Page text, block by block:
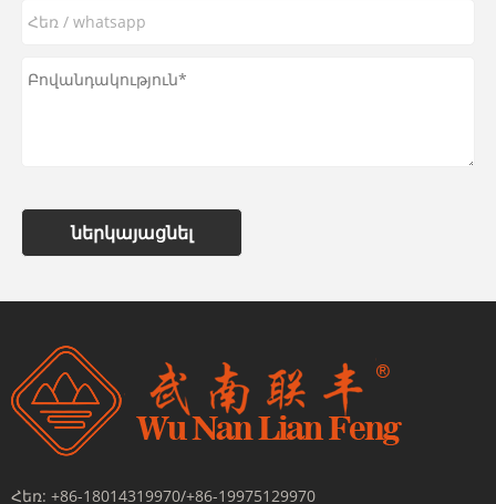
ներկայացնել
Հեռ: +86-18014319970/+86-19975129970